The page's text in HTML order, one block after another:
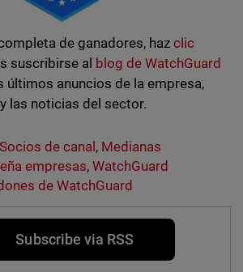
de ganadores, hazclic
suscribirse al blog de WatchGuard
últimos anuncios de la empresa,
las noticias del sector.
Socios de canal , Medianas
empresas, WatchGuard
de WatchGuard
Subscribe via RSS